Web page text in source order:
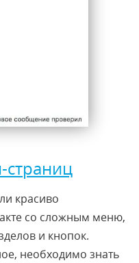
страниц
красиво
со сложным меню,
и кнопок.
необходимо знать